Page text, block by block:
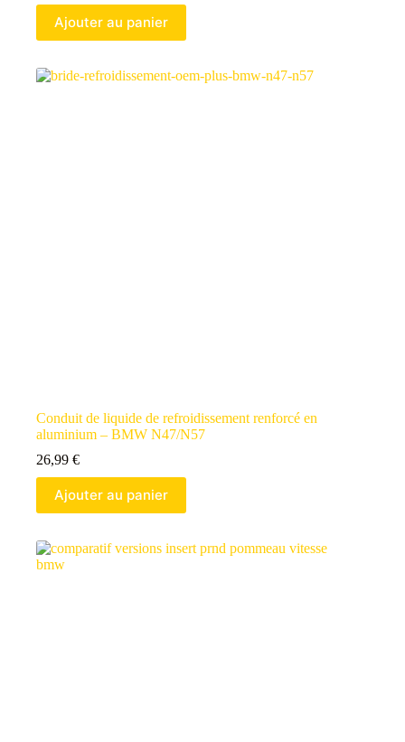
Ajouter au panier
Conduit de liquide de refroidissement renforcé en
aluminium – BMW N47/N57
26,99 €
Ajouter au panier